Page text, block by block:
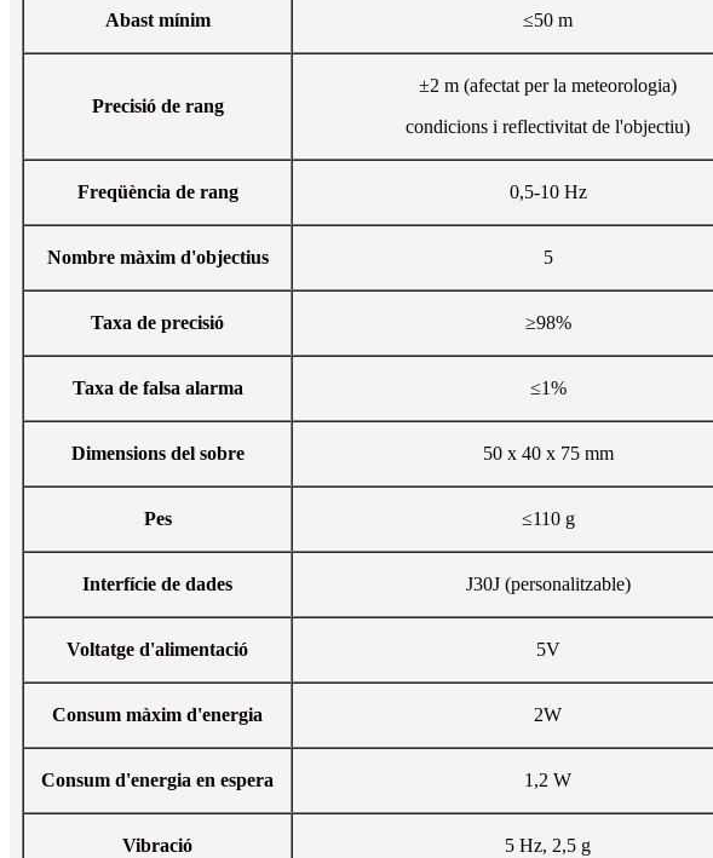
Abast mínim ≤50 m
Precisió de rang
±2 m (afectat per la meteorologia)
condicions i reflectivitat de l'objectiu)
Freqüència de rang 0,5-10 Hz
Nombre màxim d'objectius 5
Taxa de precisió ≥98%
Taxa de falsa alarma ≤1%
Dimensions del sobre 50 x 40 x 75 mm
Pes ≤110 g
Interfície de dades J30J (personalitzable)
Voltatge d'alimentació 5V
Consum màxim d'energia 2W
Consum d'energia en espera 1,2 W
Vibració 5 Hz, 2,5 g